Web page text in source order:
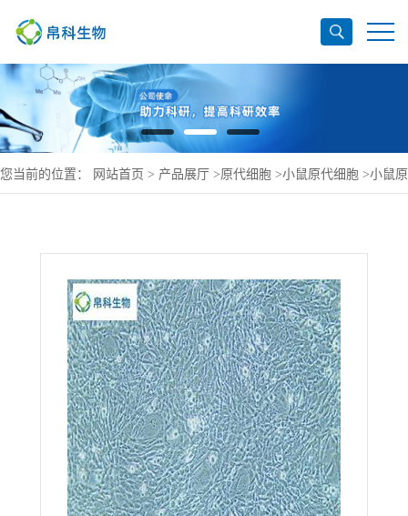
您当前的位置： 网站首页 > 产品展厅 >原代细胞 >小鼠原代细胞 >小鼠原